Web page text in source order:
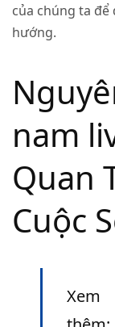
của chúng ta
hướng.
nam
Quan
Cuộc
Xem